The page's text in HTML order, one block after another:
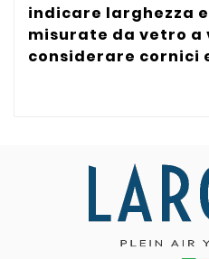
indicare larghezza
misurate da vetro a
considerare cornici